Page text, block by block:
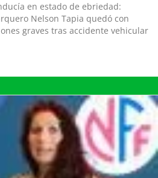
en estado de ebriedad:
Nelson Tapia quedó con
graves tras accidente vehicular